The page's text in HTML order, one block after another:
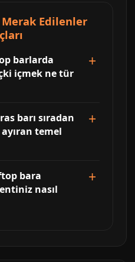
Edilenler
barlarda
içmek ne tür
barı sıradan
temel
bara
nasıl